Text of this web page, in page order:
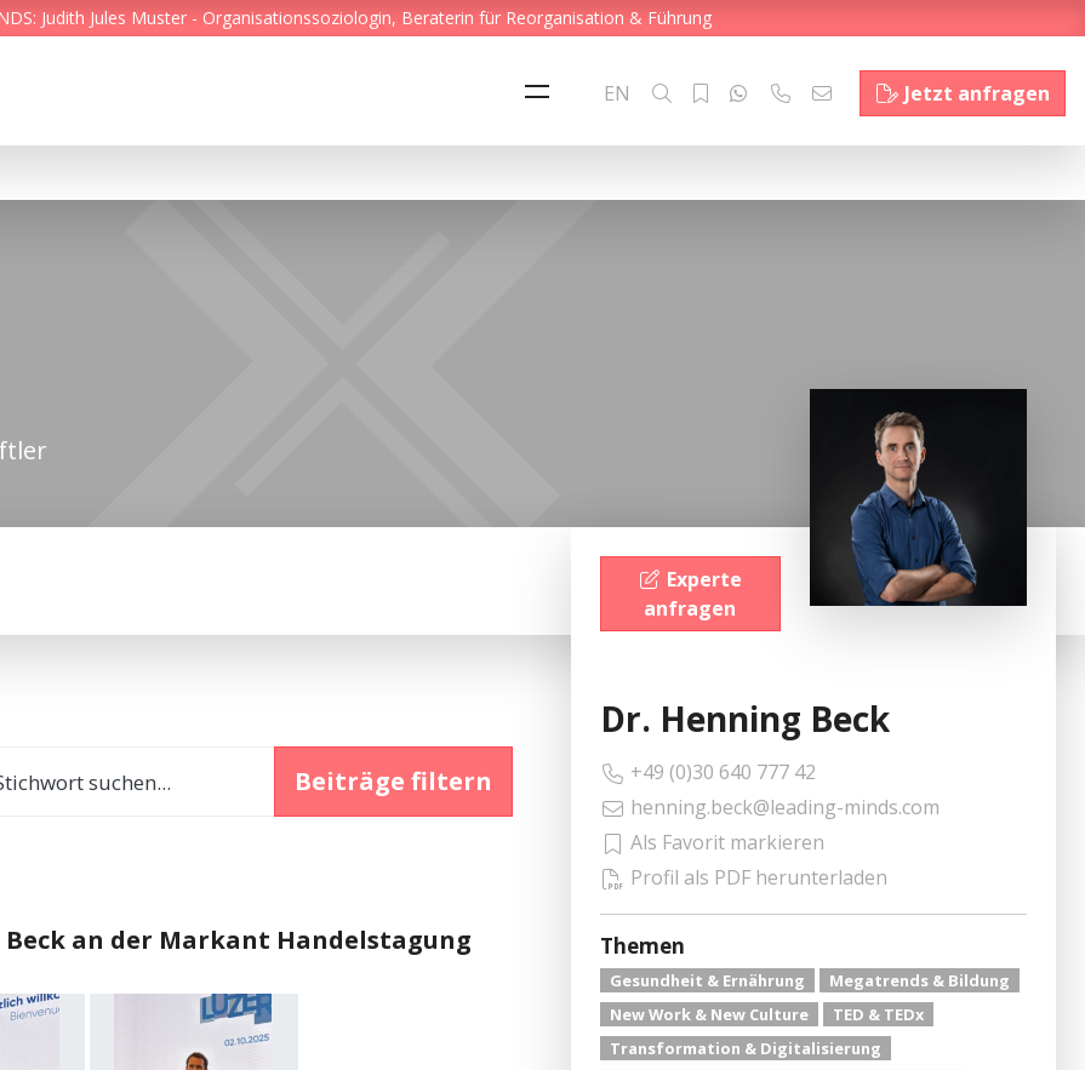
Judith Jules Muster - Organisationssoziologin, Beraterin für Reorganisation & Führung
EN Jetzt anfragen
Reading Minds
English
Experte
anfragen
Dr. Henning Beck
+49 (0)30 640 777 42
henning.beck@leading-minds.com
Als Favorit markieren
Profil als PDF herunterladen
Themen
Gesundheit & Ernährung
Megatrends & Bildung
New Work & New Culture
TED & TEDx
Transformation & Digitalisierung
suchen... Beiträge filtern
an der Markant Handelstagung